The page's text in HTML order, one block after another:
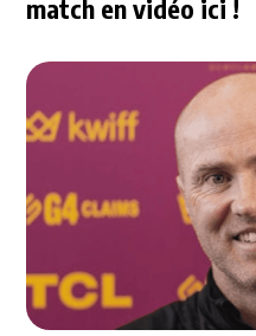
match en vidéo ici !